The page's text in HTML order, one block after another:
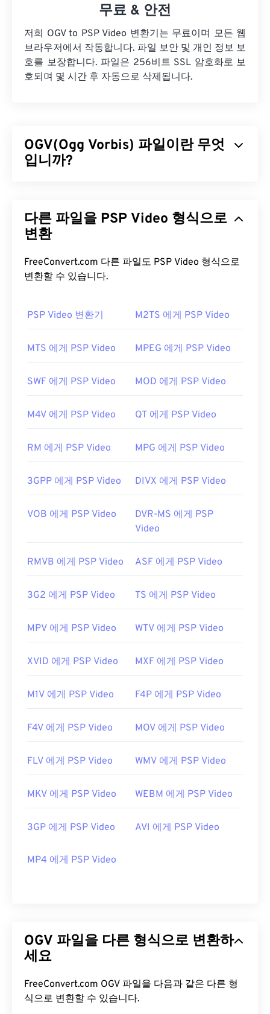
무료 & 안전
저희 OGV to PSP Video 변환기는 무료이며 모든 웹
브라우저에서 작동합니다. 파일 보안 및 개인 정보 보
호를 보장합니다. 파일은 256비트 SSL 암호화로 보
호되며 몇 시간 후 자동으로 삭제됩니다.
OGV(Ogg Vorbis) 파일이란 무엇
입니까?
단체인 Xiph.Org 재단이 특허 코덱 과 경쟁하기 위해
개발한 Ogg 포맷 및 코덱 계열에 속합니다. OGV는
할 다중화(TDM) 방식으로 전송할수 있습니다. 스트
리밍은 물론손실 압축
OGV 파일을 어떻게 여나요?
OGV 파일을 여는 데는 VLC 미디어 플레이어가가장
플레이어에서 재생할 수 있지만,DirectShow 필터
사용해야만 합니다. 반면, 플레이어가 DirectShow 기
최초 출시: 2017
https://en.wikipedia.org/wiki/Ogg
다른 파일을 PSP Video 형식으로
변환
FreeConvert.com 다른 파일도 PSP Video 형식으로
변환할 수 있습니다.
PSP Video 변환기 M2TS 에게 PSP Video
MTS 에게 PSP Video MPEG 에게 PSP Video
SWF 에게 PSP Video MOD 에게 PSP Video
M4V 에게 PSP Video QT 에게 PSP Video
RM 에게 PSP Video MPG 에게 PSP Video
3GPP 에게 PSP Video DIVX 에게 PSP Video
VOB 에게 PSP Video
DVR-MS 에게 PSP
Video
RMVB 에게 PSP Video ASF 에게 PSP Video
3G2 에게 PSP Video TS 에게 PSP Video
MPV 에게 PSP Video WTV 에게 PSP Video
XVID 에게 PSP Video MXF 에게 PSP Video
M1V 에게 PSP Video F4P 에게 PSP Video
F4V 에게 PSP Video MOV 에게 PSP Video
FLV 에게 PSP Video WMV 에게 PSP Video
MKV 에게 PSP Video WEBM 에게 PSP Video
3GP 에게 PSP Video AVI 에게 PSP Video
MP4 에게 PSP Video
OGV 파일을 다른 형식으로 변환하
세요
FreeConvert.com OGV 파일을 다음과 같은 다른 형
식으로 변환할 수 있습니다.